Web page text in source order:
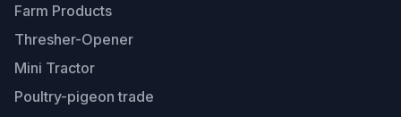
Farm Products
Thresher-Opener
Mini Tractor
Poultry-pigeon trade